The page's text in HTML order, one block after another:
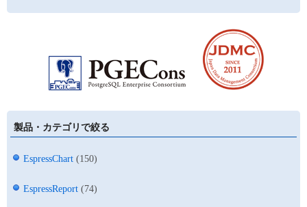
製品・カテゴリで絞る
EspressChart (150)
EspressReport (74)